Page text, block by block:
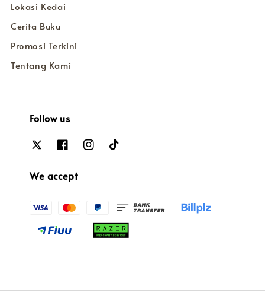
Lokasi Kedai
Cerita Buku
Promosi Terkini
Tentang Kami
Follow us
We accept